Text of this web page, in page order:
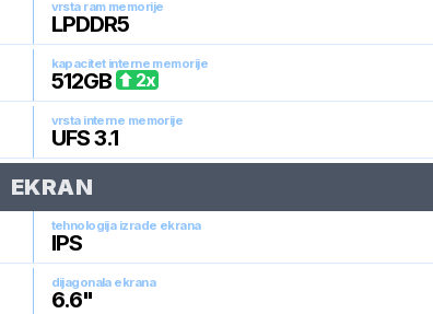
vrsta ram memorije
LPDDR5
kapacitet interne memorije
512GB 2x
vrsta interne memorije
UFS 3.1
EKRAN
tehnologija izrade ekrana
IPS
dijagonala ekrana
6.6"